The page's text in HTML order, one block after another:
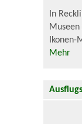
In
Mehr